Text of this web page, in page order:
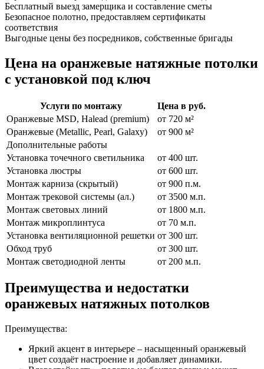
Бесплатный выезд замерщика и составление сметы
Безопасное полотно, предоставляем сертификаты
соответствия
Выгодные цены без посредников, собственные бригады
Цена на оранжевые натяжные потолки
с установкой под ключ
Услуги по монтажу
Цена в руб.
Оранжевые MSD, Halead (premium)
от 720 м²
Оранжевые (Metallic, Pearl, Galaxy)
от 900 м²
Дополнительные работы
Установка точечного светильника
от 400 шт.
Установка люстры
от 600 шт.
Монтаж карниза (скрытый)
от 900 п.м.
Монтаж трековой системы (ал.)
от 3500 м.п.
Монтаж световых линий
от 1800 м.п.
Монтаж микроплинтуса
от 70 м.п.
Установка вентиляционной решетки от 300 шт.
Обход труб
от 300 шт.
Монтаж светодиодной ленты
от 200 м.п.
Преимущества и недостатки
оранжевых натяжных потолков
Преимущества:
Яркий акцент в интерьере – насыщенный оранжевый
цвет создаёт настроение и добавляет динамики.